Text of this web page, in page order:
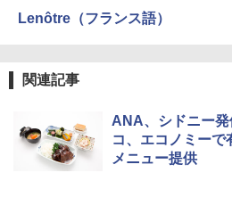
熊撃退スプレー
送
￥3,680
Lenôtre（フランス語）
関連記事
ANA、シドニー
コ、エコノミーで
メニュー提供